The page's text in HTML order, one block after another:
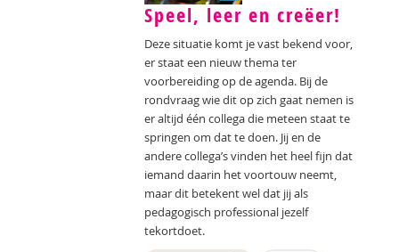
Speel, leer en creëer!
Deze situatie komt je vast bekend voor,
er staat een nieuw thema ter
voorbereiding op de agenda. Bij de
rondvraag wie dit op zich gaat nemen is
er altijd één collega die meteen staat te
springen om dat te doen. Jij en de
andere collega’s vinden het heel fijn dat
iemand daarin het voortouw neemt,
maar dit betekent wel dat jij als
pedagogisch professional jezelf
tekortdoet.